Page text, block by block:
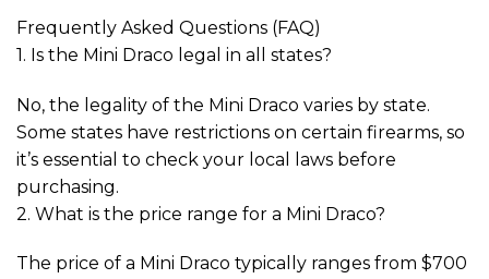
Frequently Asked Questions (FAQ)
1. Is the Mini Draco legal in all states?
No, the legality of the Mini Draco varies by state.
Some states have restrictions on certain firearms, so
it’s essential to check your local laws before
purchasing.
2. What is the price range for a Mini Draco?
The price of a Mini Draco typically ranges from $700